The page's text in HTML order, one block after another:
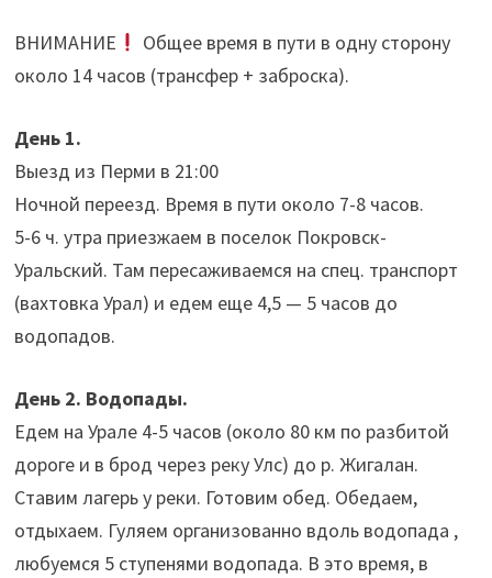
ВНИМАНИЕ
Общее время в пути в одну сторону
около 14 часов (трансфер + заброска).
День 1.
Выезд из Перми в 21:00
Ночной переезд. Время в пути около 7-8 часов.
5-6 ч. утра приезжаем в поселок Покровск-
Уральский. Там пересаживаемся на спец. транспорт
(вахтовка Урал) и едем еще 4,5 — 5 часов до
водопадов.
День 2. Водопады.
Едем на Урале 4-5 часов (около 80 км по разбитой
дороге и в брод через реку Улс) до р. Жигалан.
Ставим лагерь у реки. Готовим обед. Обедаем,
отдыхаем. Гуляем организованно вдоль водопада ,
любуемся 5 ступенями водопада. В это время, в